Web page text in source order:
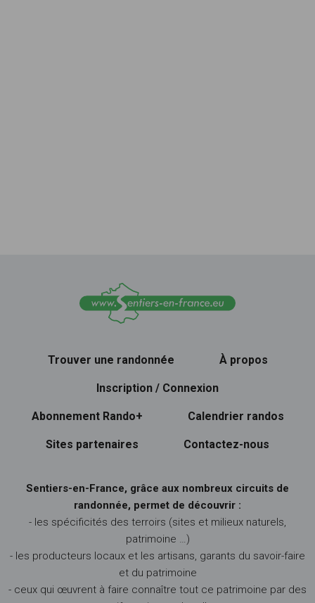
Trouver une randonnée À propos
Inscription / Connexion
Abonnement Rando+ Calendrier randos
Sites partenaires Contactez-nous
Sentiers-en-France, grâce aux nombreux circuits de
randonnée, permet de découvrir :
- les spécificités des terroirs (sites et milieux naturels,
patrimoine …)
- les producteurs locaux et les artisans, garants du savoir-faire
et du patrimoine
- ceux qui œuvrent à faire connaître tout ce patrimoine par des